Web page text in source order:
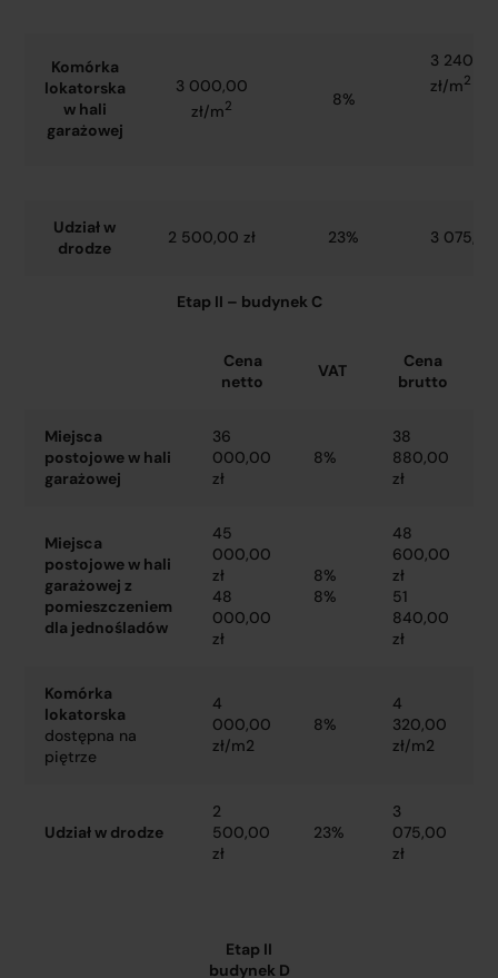
Komórka
lokatorska
w hali
garażowej
3 000,00
zł/m2 8%
3 240,00
zł/m2
Udział w
drodze
2 500,00 zł 23% 3 075,00
Etap II – budynek C
Cena
netto
VAT
Cena
brutto
Miejsca
postojowe w hali
garażowej
36
000,00
zł
8%
38
880,00
zł
Miejsca
postojowe w hali
garażowej z
pomieszczeniem
dla jednośladów
45
000,00
zł
48
000,00
zł
8%
8%
48
600,00
zł
51
840,00
zł
Komórka
lokatorska
dostępna na
piętrze
4
000,00
zł/m2
8%
4
320,00
zł/m2
Udział w drodze
2
500,00
zł
23%
3
075,00
zł
Etap II
budynek D